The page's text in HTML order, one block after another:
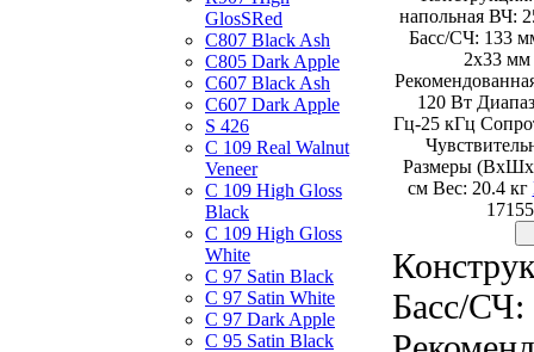
GlosSRed
C807 Black Ash
C805 Dark Apple
C607 Black Ash
C607 Dark Apple
S 426
C 109 Real Walnut
Veneer
C 109 High Gloss
Black
C 109 High Gloss
White
C 97 Satin Black
C 97 Satin White
C 97 Dark Apple
C 95 Satin Black
напольная ВЧ:
Басс/СЧ: 133
2х33
120 Вт
Гц-25 кГц
Размеры
см Вес: 20.4 кг
Басс/